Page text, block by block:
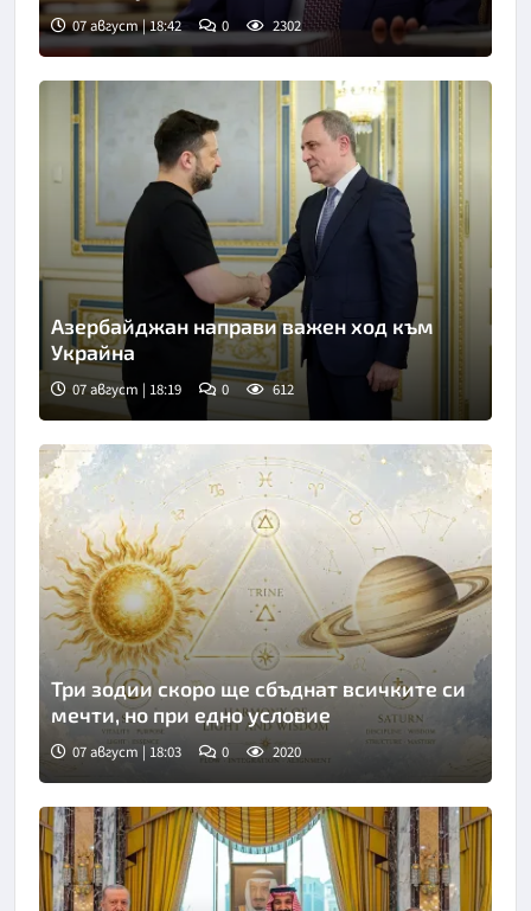
07 август | 18:42 0 2302
Азербайджан направи важен ход към
Украйна
07 август | 18:19 0 612
Три зодии скоро ще сбъднат всичките си
мечти, но при едно условие
07 август | 18:03 0 2020